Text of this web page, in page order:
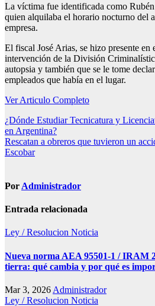
La víctima fue identificada como
quien alquilaba el horario nocturno del
empresa.
El fiscal José Arias, se hizo presente en
intervención de la División
autopsia y también que se le tome
empleados que había en el lugar.
Ver Articulo Completo
Navegación
de
entradas
¿Dónde Estudiar Tecnicatura y
en Argentina?
Rescatan a obreros que tuvieron un
Escobar
Por Administrador
Entrada relacionada
Ley / Resolucion Noticia
Nueva norma AEA 95501-1 / IRAM
tierra: qué cambia y por qué es
Mar 3, 2026 Administrador
Ley / Resolucion Noticia